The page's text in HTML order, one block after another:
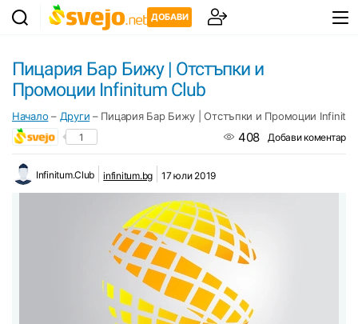
ДОБАВИ
Пицария Бар Бижу | Отстъпки и
Промоции Infinitum Club
Начало – Други – Пицария Бар Бижу | Отстъпки и Промоции
1 408 Добави коментар
Infinitum.Club infinitum.bg 17 юли 2019